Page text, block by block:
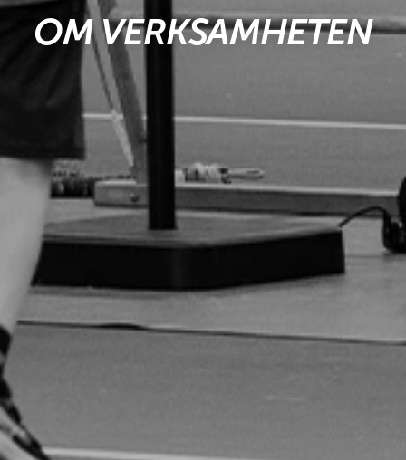
OM VERKSAMHETEN